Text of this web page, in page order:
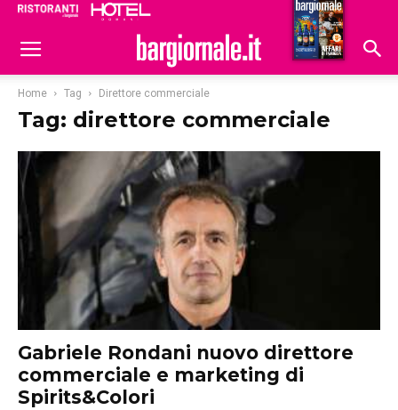
Hoteldomani
Home Tag Direttore commerciale
Tag: direttore commerciale
Gabriele Rondani nuovo direttore
commerciale e marketing di
Spirits&Colori